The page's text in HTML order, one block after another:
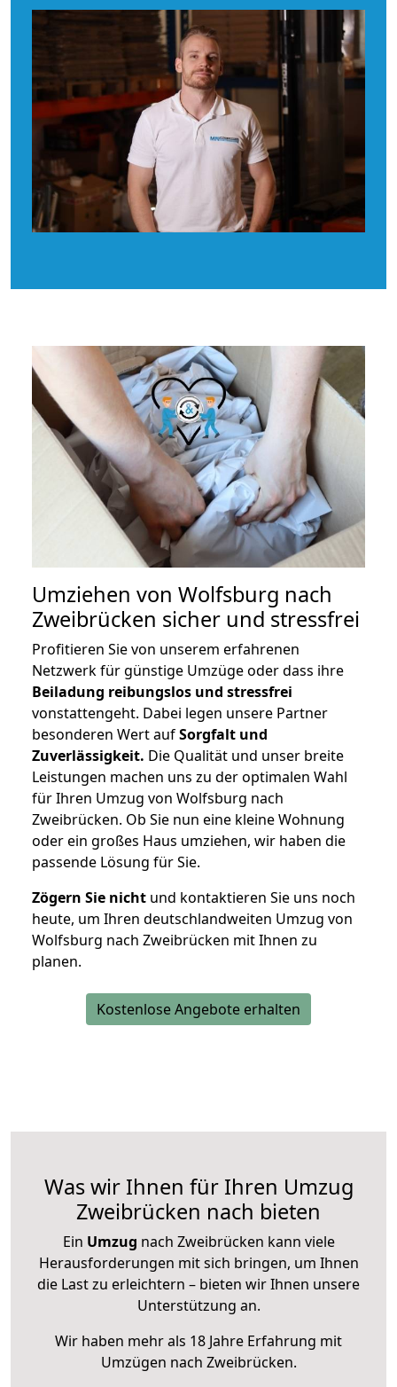
Umziehen von Wolfsburg nach
Zweibrücken sicher und stressfrei
Profitieren Sie von unserem erfahrenen
Netzwerk für günstige Umzüge oder dass ihre
Beiladung reibungslos und stressfrei
vonstattengeht. Dabei legen unsere Partner
besonderen Wert aufSorgfalt und
Zuverlässigkeit. Die Qualität und unser breite
Leistungen machen uns zu der optimalen Wahl
für Ihren Umzug von Wolfsburg nach
Zweibrücken. Ob Sie nun eine kleine Wohnung
oder ein großes Haus umziehen, wir haben die
passende Lösung für Sie.
Zögern Sie nicht und kontaktieren Sie uns noch
heute, um Ihren deutschlandweiten Umzug von
Wolfsburg nach Zweibrücken mit Ihnen zu
planen.
Kostenlose Angebote erhalten
Was wir Ihnen für Ihren Umzug
Zweibrücken nach bieten
Ein Umzug nach Zweibrücken kann viele
Herausforderungen mit sich bringen, um Ihnen
die Last zu erleichtern – bieten wir Ihnen unsere
Unterstützung an.
Wir haben mehr als 18 Jahre Erfahrung mit
Umzügen nach Zweibrücken.